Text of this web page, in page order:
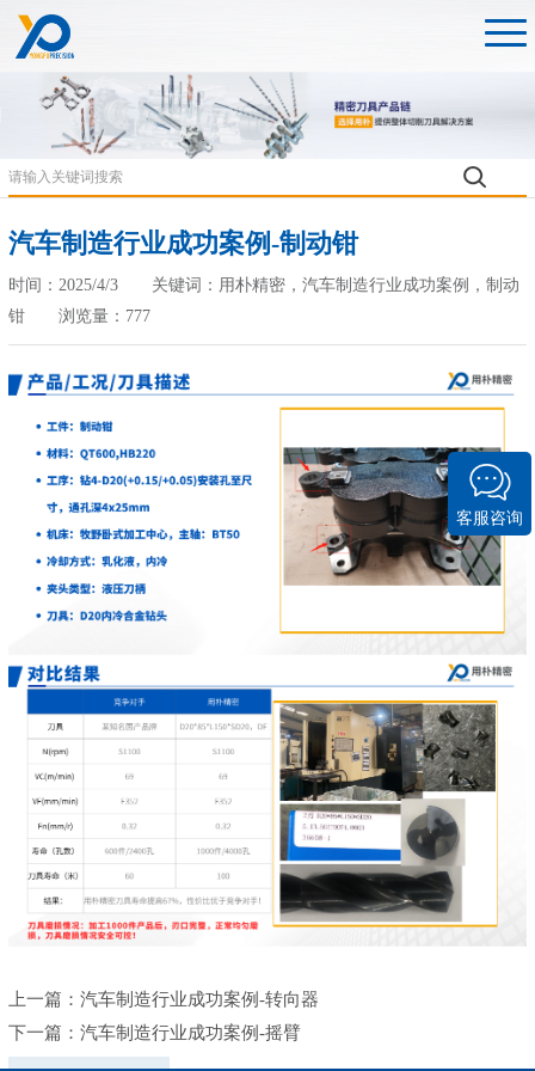
汽车制造行业成功案例-制动钳
时间：2025/4/3 关键词：用朴精密，汽车制造行业成功案例，制动
钳 浏览量：777
上一篇： 汽车制造行业成功案例-转向器
下一篇： 汽车制造行业成功案例-摇臂
客服咨询